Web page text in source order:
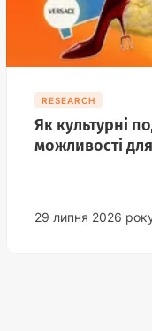
RESEARCH
Як культурні
можливості
29 липня 2026